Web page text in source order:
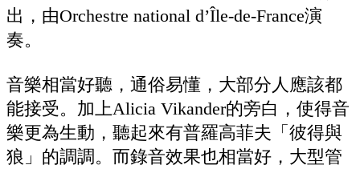
出，由Orchestre national d’Île-de-France演
奏。
音樂相當好聽，通俗易懂，大部分人應該都
能接受。加上Alicia Vikander的旁白，使得音
樂更為生動，聽起來有普羅高菲夫「彼得與
狼」的調調。而錄音效果也相當好，大型管